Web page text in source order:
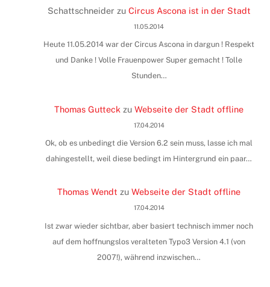
Schattschneider zu Circus Ascona ist in der Stadt
11.05.2014
Heute 11.05.2014 war der Circus Ascona in dargun ! Respekt
und Danke ! Volle Frauenpower Super gemacht ! Tolle
Stunden…
Thomas Gutteck zuWebseite der Stadt offline
17.04.2014
Ok, ob es unbedingt die Version 6.2 sein muss, lasse ich mal
dahingestellt, weil diese bedingt im Hintergrund ein paar…
Thomas Wendt zuWebseite der Stadt offline
17.04.2014
Ist zwar wieder sichtbar, aber basiert technisch immer noch
auf dem hoffnungslos veralteten Typo3 Version 4.1 (von
2007!), während inzwischen…